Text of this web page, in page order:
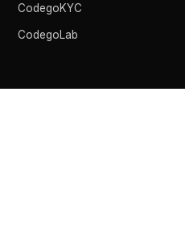
CodegoKYC
CodegoLab